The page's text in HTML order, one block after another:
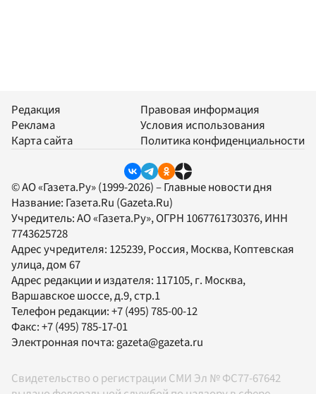
Редакция
Реклама
Карта сайта
Правовая информация
Условия использования
Политика конфиденциальности
© АО «Газета.Ру» (1999-2026) – Главные новости дня
Название: Газета.Ru (Gazeta.Ru)
Учредитель:АО «Газета.Ру», ОГРН 1067761730376, ИНН
7743625728
Адрес учредителя: 125239, Россия, Москва, Коптевская
улица, дом 67
Адрес редакции и издателя: 117105, г. Москва,
Варшавское шоссе, д.9, стр.1
Телефон редакции:+7 (495) 785-00-12
Факс:+7 (495) 785-17-01
Электронная почта:gazeta@gazeta.ru
Свидетельство о регистрации СМИ Эл № ФС77-67642